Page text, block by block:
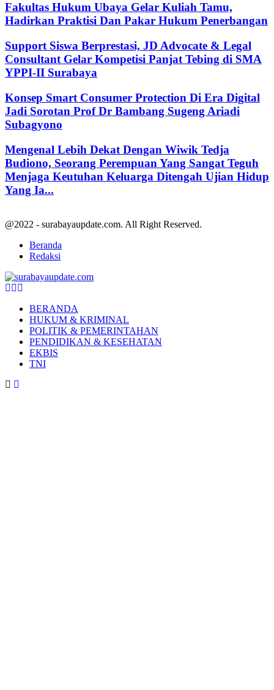
Fakultas Hukum Ubaya Gelar Kuliah Tamu,
Hadirkan Praktisi Dan Pakar Hukum Penerbangan
Support Siswa Berprestasi, JD Advocate & Legal
Consultant Gelar Kompetisi Panjat Tebing di SMA
YPPI-II Surabaya
Konsep Smart Consumer Protection Di Era Digital
Jadi Sorotan Prof Dr Bambang Sugeng Ariadi
Subagyono
Mengenal Lebih Dekat Dengan Wiwik Tedja
Budiono, Seorang Perempuan Yang Sangat Teguh
Menjaga Keutuhan Keluarga Ditengah Ujian Hidup
Yang Ia...
@2022 - surabayaupdate.com. All Right Reserved.
Beranda
Redaksi
Facebook
Twitter
BERANDA
HUKUM & KRIMINAL
POLITIK & PEMERINTAHAN
PENDIDIKAN & KESEHATAN
EKBIS
TNI